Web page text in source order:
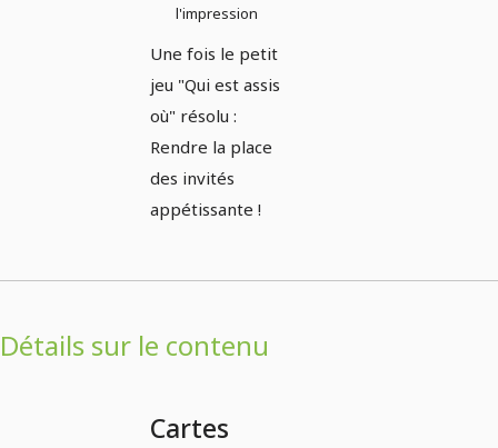
l'impression
Une fois le petit
jeu "Qui est assis
où" résolu :
Rendre la place
des invités
appétissante !
Détails sur le contenu
Cartes